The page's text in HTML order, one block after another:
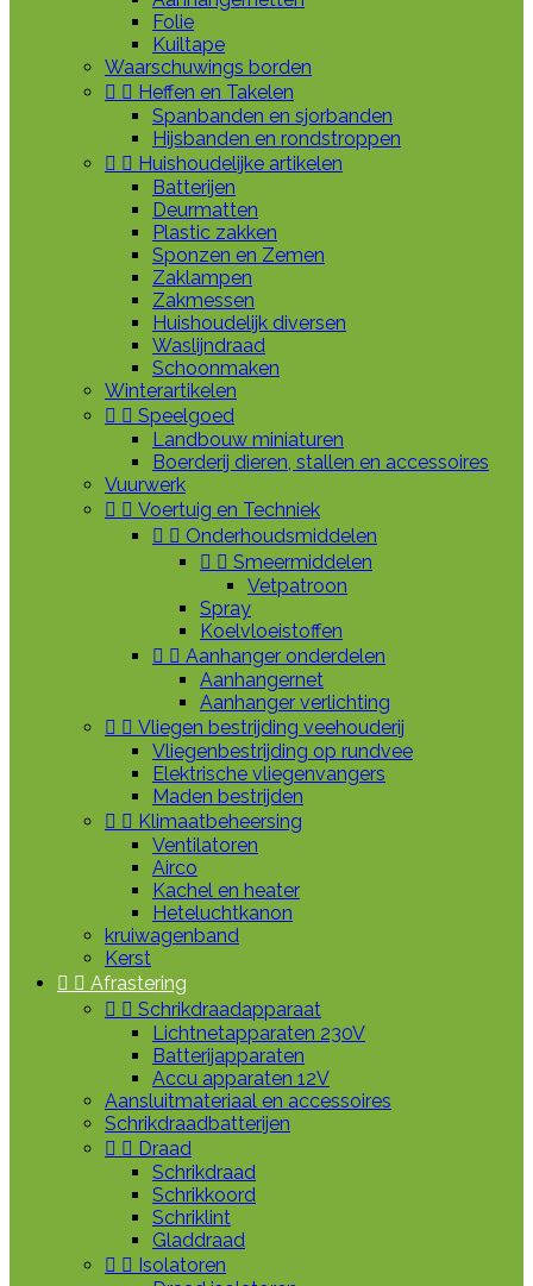
Folie
Kuiltape
Waarschuwings borden
  Heffen en Takelen
Spanbanden en sjorbanden
Hijsbanden en rondstroppen
  Huishoudelijke artikelen
Batterijen
Deurmatten
Plastic zakken
Sponzen en Zemen
Zaklampen
Zakmessen
Huishoudelijk diversen
Waslijndraad
Schoonmaken
Winterartikelen
  Speelgoed
Landbouw miniaturen
Boerderij dieren, stallen en accessoires
Vuurwerk
  Voertuig en Techniek
  Onderhoudsmiddelen
  Smeermiddelen
Vetpatroon
Spray
Koelvloeistoffen
  Aanhanger onderdelen
Aanhangernet
Aanhanger verlichting
  Vliegen bestrijding veehouderij
Vliegenbestrijding op rundvee
Elektrische vliegenvangers
Maden bestrijden
  Klimaatbeheersing
Ventilatoren
Airco
Kachel en heater
Heteluchtkanon
kruiwagenband
Kerst
  Afrastering
  Schrikdraadapparaat
Lichtnetapparaten 230V
Batterijapparaten
Accu apparaten 12V
Aansluitmateriaal en accessoires
Schrikdraadbatterijen
  Draad
Schrikdraad
Schrikkoord
Schriklint
Gladdraad
  Isolatoren